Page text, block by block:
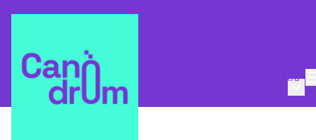
Entra
Taula de Memòries / 📸 Banc de memòria viva